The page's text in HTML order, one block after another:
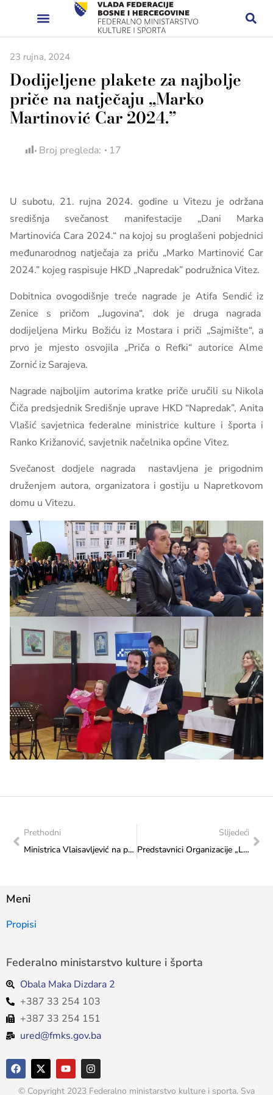
23 rujna, 2024
Dodijeljene plakete za najbolje
priče na natječaju „Marko
Martinović Car 2024.”
Broj pregleda: 17
U subotu, 21. rujna 2024. godine u Vitezu je održana
središnja svečanost manifestacije „Dani Marka
Martinovića Cara 2024.“ na kojoj su proglašeni pobjednici
međunarodnog natječaja za priču „Marko Martinović Car
2024.” kojeg raspisuje HKD „Napredak” podružnica Vitez.
Dobitnica ovogodišnje treće nagrade je Atifa Sendić iz
Zenice s pričom „Jugovina“, dok je druga nagrada
dodijeljena Mirku Božiću iz Mostara i priči „Sajmište“, a
prvo je mjesto osvojila „Priča o Refki“ autorice Alme
Zornić iz Sarajeva.
Nagrade najboljim autorima kratke priče uručili su Nikola
Čiča predsjednik Središnje uprave HKD “Napredak”, Anita
Vlašić savjetnica federalne ministrice kulture i športa i
Ranko Križanović, savjetnik načelnika općine Vitez.
Svečanost dodjele nagrada nastavljena je prigodnim
druženjem autora, organizatora i gostiju u Napretkovom
domu u Vitezu.
Prethodni
Ministrica Vlaisavljević na promociji slikovnice u organizaciji Matice hrvatske Mostar
Slijedeći
Predstavnici Organizacije „LIFT – prostorne inicijative“ prezentirali ministrici Vlaisavjević inicijativu za sudjelovanje Bosne i Hercegovine na Bijenalu arhitekture u Veneciji
Meni
Propisi
Federalno ministarstvo kulture i športa
Obala Maka Dizdara 2
+387 33 254 103
+387 33 254 151
ured@fmks.gov.ba
© Copyright 2023 Federalno ministarstvo kulture i sporta. Sva